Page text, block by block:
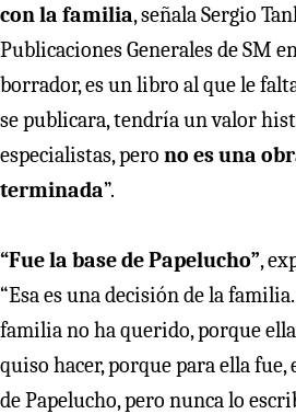
con la familia, señala Sergio
Publicaciones Generales de SM
borrador, es un libro al que le
se publicara, tendría un valor
especialistas, pero no es una
terminada”.
“Fue la base de Papelucho”,
“Esa es una decisión de la
familia no ha querido, porque
quiso hacer, porque para ella fue,
de Papelucho, pero nunca lo